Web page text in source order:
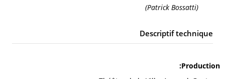
(Patrick Bossatti)
Descriptif technique
Production